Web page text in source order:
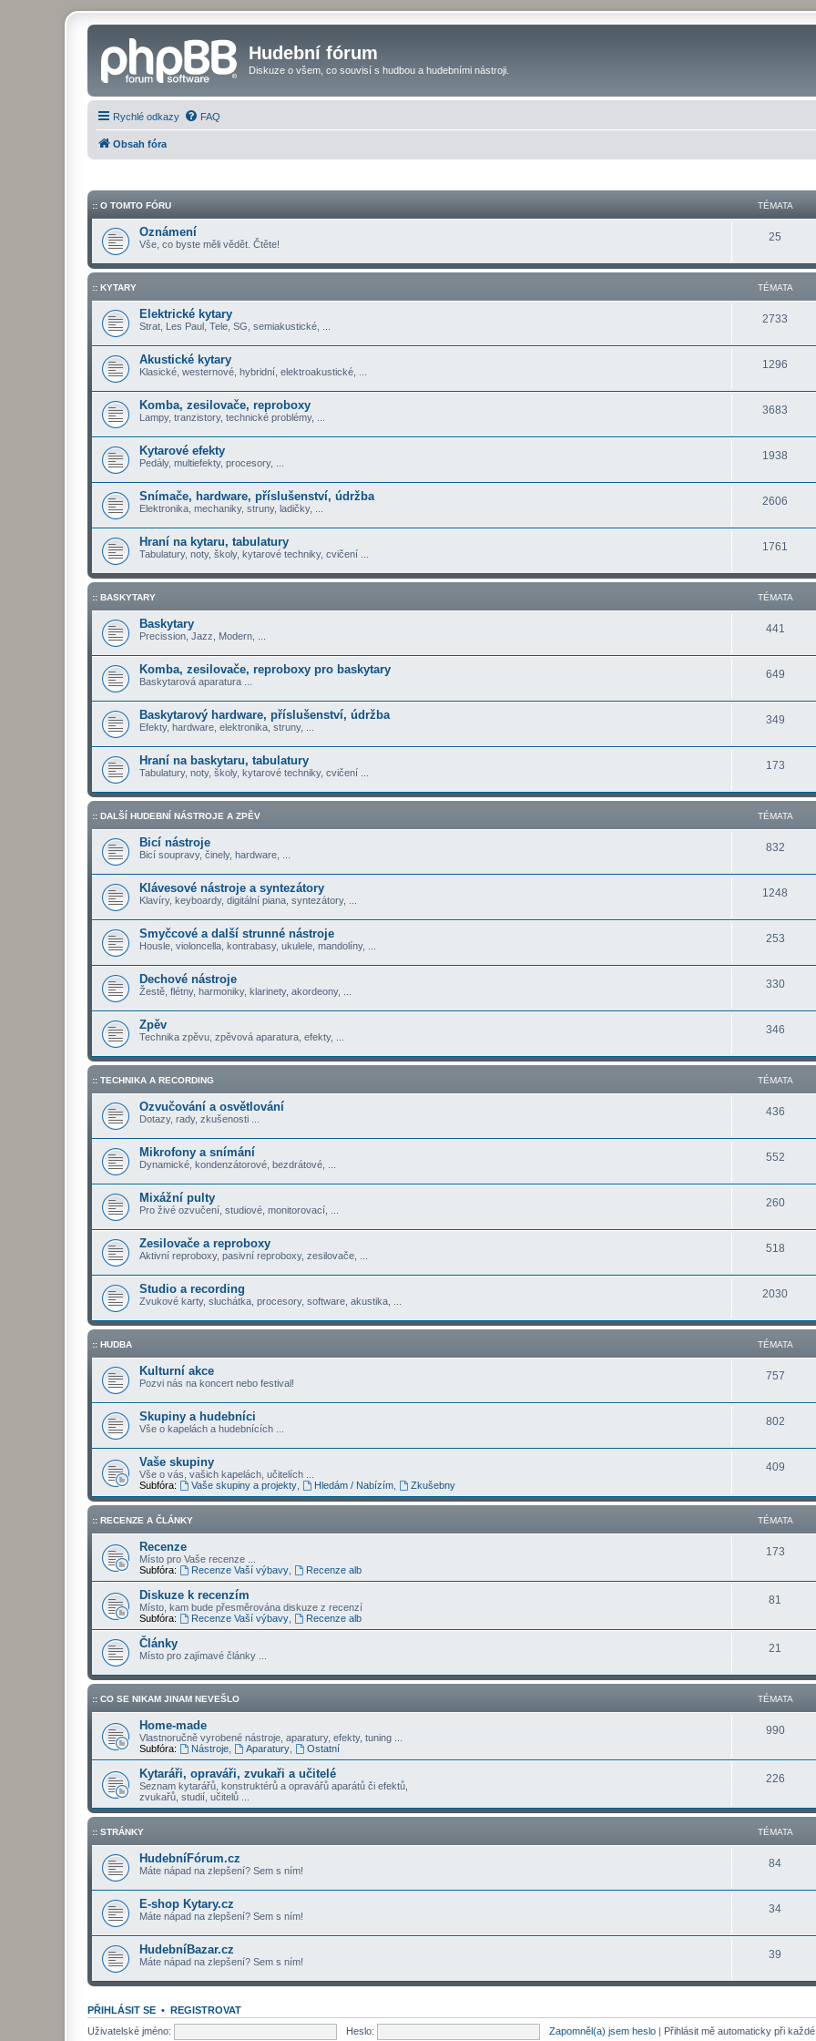
Hudební fórum
Diskuze o všem, co souvisí s hudbou a hudebními nástroji.
Rychlé odkazy FAQ
Obsah fóra
:: O TOMTO FÓRU TÉMATA
Oznámení
Vše, co byste měli vědět. Čtěte!
25
:: KYTARY TÉMATA
Elektrické kytary
Strat, Les Paul, Tele, SG, semiakustické, ...
2733
Akustické kytary
Klasické, westernové, hybridní, elektroakustické, ...
1296
Komba, zesilovače, reproboxy
Lampy, tranzistory, technické problémy, ...
3683
Kytarové efekty
Pedály, multiefekty, procesory, ...
1938
Snímače, hardware, příslušenství, údržba
Elektronika, mechaniky, struny, ladičky, ...
2606
Hraní na kytaru, tabulatury
Tabulatury, noty, školy, kytarové techniky, cvičení ...
1761
:: BASKYTARY TÉMATA
Baskytary
Precission, Jazz, Modern, ...
441
Komba, zesilovače, reproboxy pro baskytary
Baskytarová aparatura ...
649
Baskytarový hardware, příslušenství, údržba
Efekty, hardware, elektronika, struny, ...
349
Hraní na baskytaru, tabulatury
Tabulatury, noty, školy, kytarové techniky, cvičení ...
173
:: DALŠÍ HUDEBNÍ NÁSTROJE A ZPĚV TÉMATA
Bicí nástroje
Bicí soupravy, činely, hardware, ...
832
Klávesové nástroje a syntezátory
Klavíry, keyboardy, digitální piana, syntezátory, ...
1248
Smyčcové a další strunné nástroje
Housle, violoncella, kontrabasy, ukulele, mandolíny, ...
253
Dechové nástroje
Žestě, flétny, harmoniky, klarinety, akordeony, ...
330
Zpěv
Technika zpěvu, zpěvová aparatura, efekty, ...
346
:: TECHNIKA A RECORDING TÉMATA
Ozvučování a osvětlování
Dotazy, rady, zkušenosti ...
436
Mikrofony a snímání
Dynamické, kondenzátorové, bezdrátové, ...
552
Mixážní pulty
Pro živé ozvučení, studiové, monitorovací, ...
260
Zesilovače a reproboxy
Aktivní reproboxy, pasivní reproboxy, zesilovače, ...
518
Studio a recording
Zvukové karty, sluchátka, procesory, software, akustika, ...
2030
:: HUDBA TÉMATA
Kulturní akce
Pozvi nás na koncert nebo festival!
757
Skupiny a hudebníci
Vše o kapelách a hudebnících ...
802
Vaše skupiny
Vše o vás, vašich kapelách, učitelích ...
Subfóra:
Vaše skupiny a projekty, Hledám / Nabízím, Zkušebny
409
:: RECENZE A ČLÁNKY TÉMATA
Recenze
Místo pro Vaše recenze ...
Subfóra:
Recenze Vaší výbavy, Recenze alb
173
Diskuze k recenzím
Místo, kam bude přesměrována diskuze z recenzí
Subfóra:
Recenze Vaší výbavy, Recenze alb
81
Články
Místo pro zajímavé články ...
21
:: CO SE NIKAM JINAM NEVEŠLO TÉMATA
Home-made
Vlastnoručně vyrobené nástroje, aparatury, efekty, tuning ...
Subfóra:
Nástroje, Aparatury, Ostatní
990
Kytaráři, opraváři, zvukaři a učitelé
Seznam kytarářů, konstruktérů a opravářů aparátů či efektů,
zvukařů, studií, učitelů ...
226
:: STRÁNKY TÉMATA
HudebníFórum.cz
Máte nápad na zlepšení? Sem s ním!
84
E-shop Kytary.cz
Máte nápad na zlepšení? Sem s ním!
34
HudebníBazar.cz
Máte nápad na zlepšení? Sem s ním!
39
PŘIHLÁSIT SE • REGISTROVAT
Uživatelské jméno:
Heslo: Zapomněl(a) jsem heslo | Přihlásit mě automaticky při